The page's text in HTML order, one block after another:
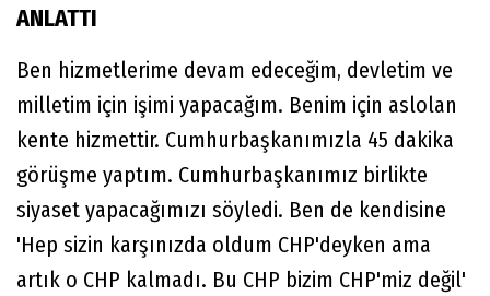
ANLATTI
Ben hizmetlerime devam edeceğim, devletim ve
milletim için işimi yapacağım. Benim için aslolan
kente hizmettir. Cumhurbaşkanımızla 45 dakika
görüşme yaptım. Cumhurbaşkanımız birlikte
siyaset yapacağımızı söyledi. Ben de kendisine
'Hep sizin karşınızda oldum CHP'deyken ama
artık o CHP kalmadı. Bu CHP bizim CHP'miz değil'